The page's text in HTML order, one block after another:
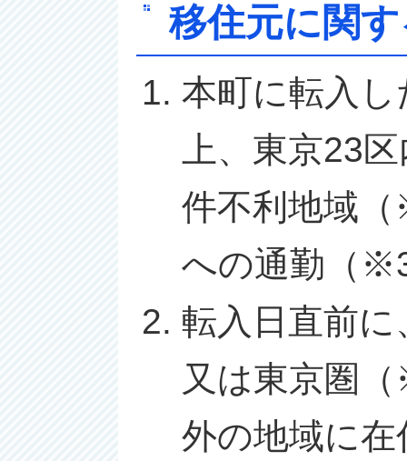
移住元に関
本町に転入
上、東京23
件不利地域
への通勤（
転入日直前
又は東京圏
外の地域に